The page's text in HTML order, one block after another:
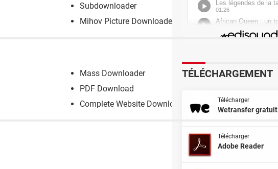
Subdownloader
Mihov Picture Downloader
Mass Downloader
PDF Download
Complete Website Downloader
TÉLÉCHARGEMENT
Télécharger
Wetransfer gratuit
Télécharger
Adobe Reader